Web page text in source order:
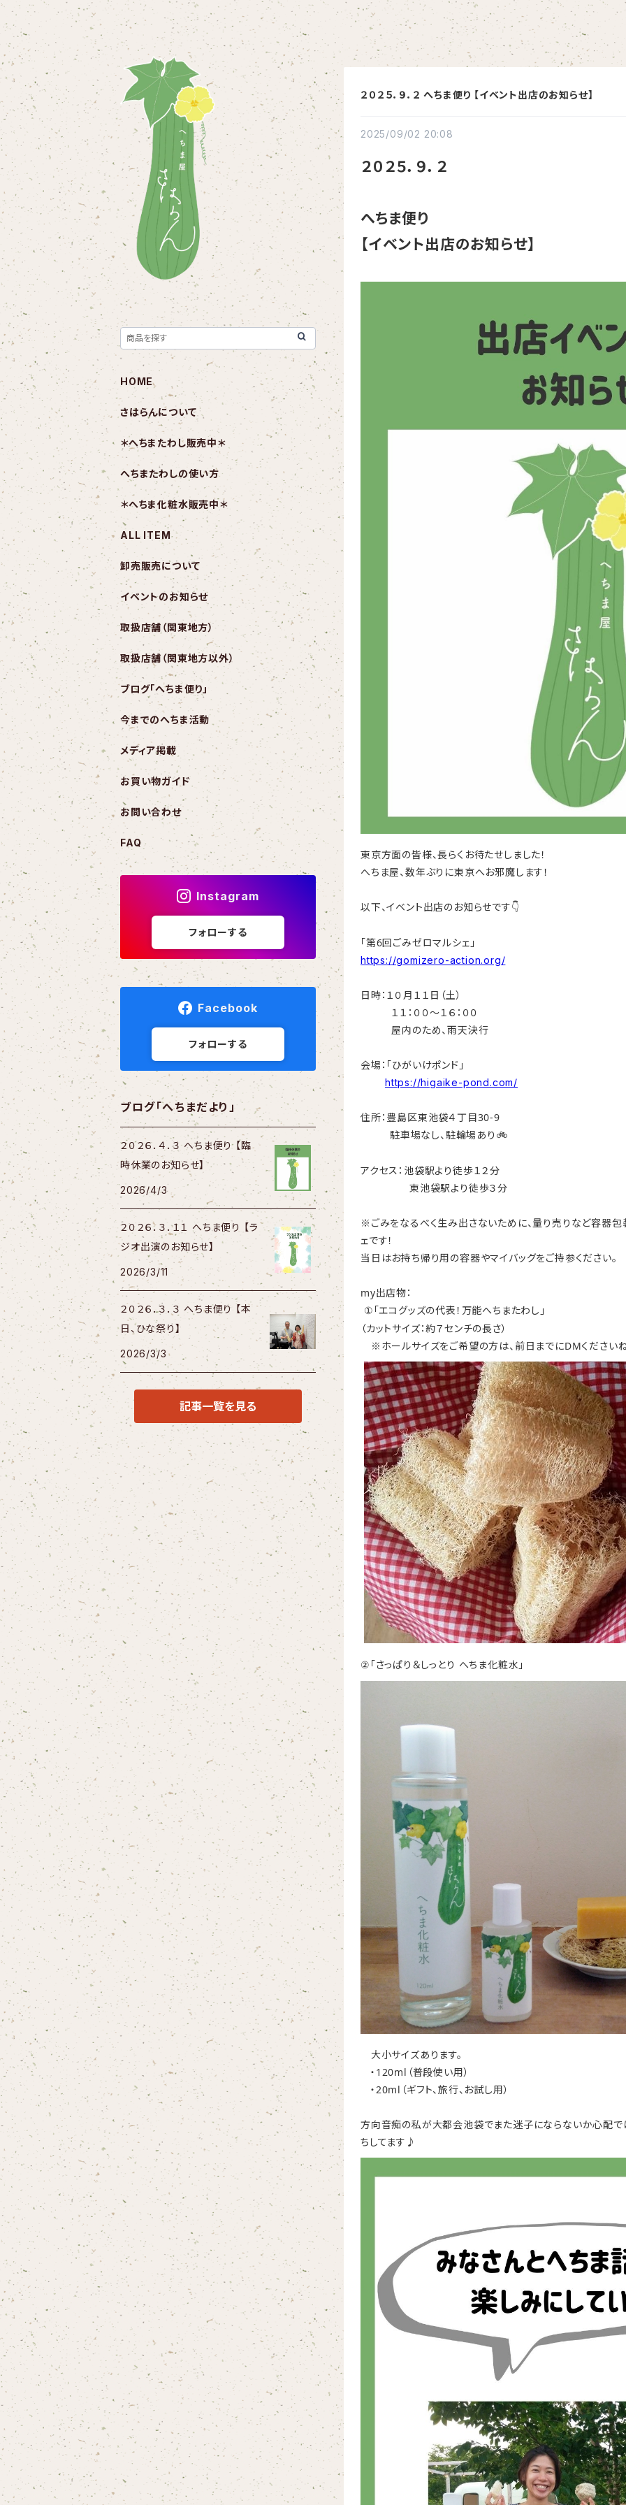
２０２５．９．２ へちま便り 【イベント出店のお知らせ】
2025/09/02 20:08
２０２５．９．２
へちま便り
【イベント出店のお知らせ】
東京方面の皆様、長らくお待たせしました！
へちま屋、数年ぶりに東京へお邪魔します！
以下、イベント出店のお知らせです👇
「第6回ごみゼロマルシェ」
https://gomizero-action.org/
日時：１０月１１日（土）
１１：００～１６：００
屋内のため、雨天決行
会場：「ひがいけポンド」
https://higaike-pond.com/
住所：豊島区東池袋４丁目30-9
駐車場なし、駐輪場あり 🚲
アクセス：池袋駅より徒歩１２分
東池袋駅より徒歩３分
※ごみをなるべく生み出さないために、量り売りなど容器
ェです！
当日はお持ち帰り用の容器やマイバッグをご持参ください。
my出店物：
① 「エコグッズの代表！万能へちまたわし」
（カットサイズ：約７センチの長さ）
※ホールサイズをご希望の方は、前日までにDMください
② 「さっぱり＆しっとり へちま化粧水」
大小サイズあります。
・ 120ml （普段使い用）
・20ml （ギフト、旅行、お試し用）
方向音痴の私が大都会池袋でまた迷子にならないか心配で
ちしてます♪
HOME
さはらんについて
＊へちまたわし販売中＊
へちまたわしの使い方
＊へちま化粧水販売中＊
ALL ITEM
卸売販売について
イベントのお知らせ
取扱店舗（関東地方）
取扱店舗（関東地方以外）
ブログ「へちま便り」
今までのへちま活動
メディア掲載
お買い物ガイド
お問い合わせ
FAQ
Instagram
フォローする
Facebook
フォローする
ブログ「へちまだより」
２０２６．４．３ へちま便り 【臨
時休業のお知らせ】
2026/4/3
２０２６．３．１１ へちま便り 【ラ
ジオ出演のお知らせ】
2026/3/11
２０２６．３．３ へちま便り 【本
日、ひな祭り】
2026/3/3
記事一覧を見る